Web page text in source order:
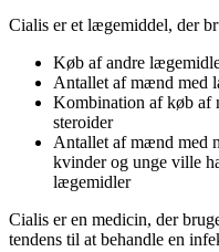
Cialis er et lægemiddel, der
Køb af andre
Antallet af mænd med
Kombination af køb af
steroider
Antallet af mænd med
kvinder og unge ville
lægemidler
Cialis er en medicin, der
tendens til at behandle en